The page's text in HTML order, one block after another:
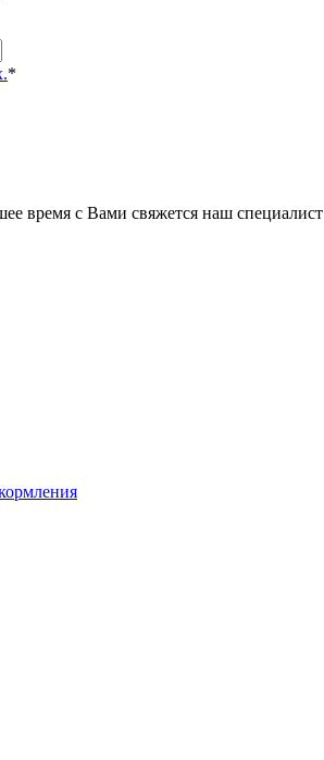
*
время с Вами свяжется наш специалист